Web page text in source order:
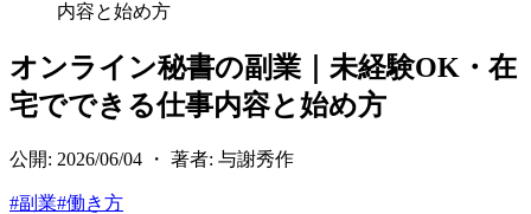
内容と始め方
オンライン秘書の副業｜未経験OK・在
宅でできる仕事内容と始め方
公開: 2026/06/04 ・ 著者: 与謝秀作
#副業#働き方